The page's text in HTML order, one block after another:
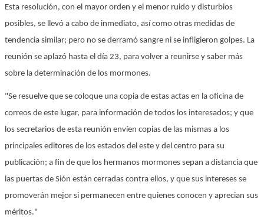
Esta resolución, con el mayor orden y el menor ruido y disturbios
posibles, se llevó a cabo de inmediato, así como otras medidas de
tendencia similar; pero no se derramó sangre ni se infligieron golpes. La
reunión se aplazó hasta el día 23, para volver a reunirse y saber más
sobre la determinación de los mormones.
"Se resuelve que se coloque una copia de estas actas en la oficina de
correos de este lugar, para información de todos los interesados; y que
los secretarios de esta reunión envíen copias de las mismas a los
principales editores de los estados del este y del centro para su
publicación; a fin de que los hermanos mormones sepan a distancia que
las puertas de Sión están cerradas contra ellos, y que sus intereses se
promoverán mejor si permanecen entre quienes conocen y aprecian sus
méritos."